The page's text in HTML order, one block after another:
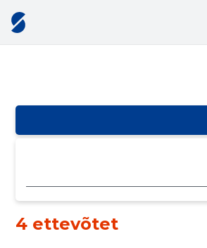
4 ettevõtet